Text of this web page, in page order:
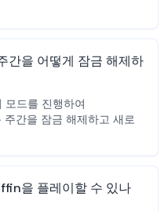
을 어떻게 잠금 해제하
모드를 진행하여
간을 잠금 해제하고 새로
을 플레이할 수 있나